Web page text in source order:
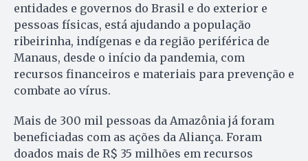
entidades e governos do Brasil e do exterior e
pessoas físicas, está ajudando a população
ribeirinha, indígenas e da região periférica de
Manaus, desde o início da pandemia, com
recursos financeiros e materiais para prevenção e
combate ao vírus.
Mais de 300 mil pessoas da Amazônia já foram
beneficiadas com as ações da Aliança. Foram
doados mais de R$ 35 milhões em recursos